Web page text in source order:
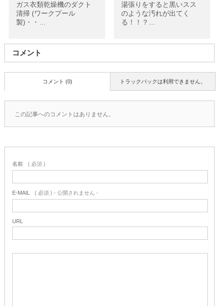
ガス衣類乾燥機のダクト
清掃 (ワークプール
製)・・…
湯張りをすると黒いスス
のような汚れが出てく
る！！？…
コメント
トラックバックは利用できません。
コメント (0)
この記事へのコメントはありません。
名前 ( 必須 )
E-MAIL ( 必須 ) - 公開されません -
URL